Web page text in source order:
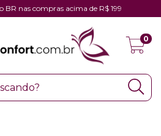
BR nas compras acima de R$ 199
0